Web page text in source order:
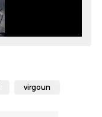
virgoun